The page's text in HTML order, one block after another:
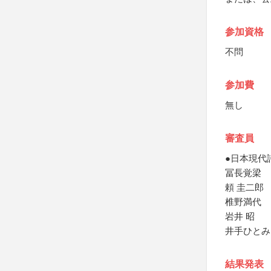
参加資格
不問
参加費
無し
審査員
●日本現代
冨長覚梁
頼 圭二郎
椎野満代
岩井 昭
井手ひとみ
結果発表